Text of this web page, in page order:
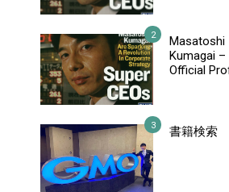
Masatoshi
Kumagai –
Official
書籍検索